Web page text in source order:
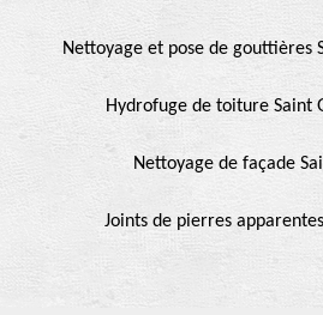
Nettoyage et pose de gouttières
Hydrofuge de toiture Saint
Nettoyage de façade
Joints de pierres